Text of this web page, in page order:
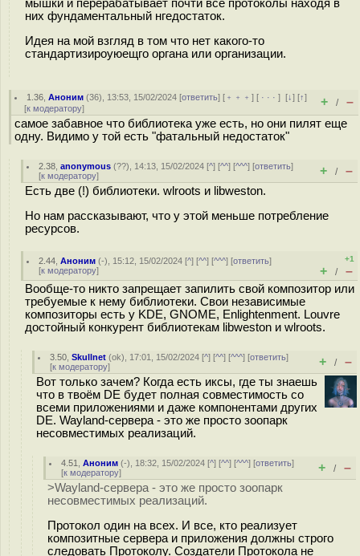
мышки и перерабатывает почти все протоколы находя в
них фундаментальный нгедостаток.
Идея на мой взгляд в том что нет какого-то
стандартизироуюещго органа или организации.
1.36 ,Аноним (36), 13:53, 15/02/2024 [ответить] [ ﹢﹢﹢] [ · · ·][↓] [↑]
[к модератору] + / –
самое забавное что библиотека уже есть, но они пилят еще
одну. Видимо у той есть "фатальный недостаток"
2.38 ,anonymous (??), 14:13, 15/02/2024 [^] [^^] [^^^] [ответить]
[к модератору] + / –
Есть две (!) библиотеки. wlroots и libweston.
Но нам рассказывают, что у этой меньше потребление
ресурсов.
2.44 ,Аноним (-), 15:12, 15/02/2024 [^] [^^] [^^^] [ответить]
[к модератору]
+1
+ / –
Вообще-то никто запрещает запилить свой композитор или
требуемые к нему библиотеки. Свои независимые
композиторы есть у KDE, GNOME, Enlightenment. Louvre
достойный конкурент библиотекам libweston и wlroots.
3.50 ,Skullnet (ok), 17:01, 15/02/2024 [^] [^^] [^^^] [ответить]
[к модератору] + / –
Вот только зачем? Когда есть иксы, где ты знаешь
что в твоём DE будет полная совместимость со
всеми приложениями и даже компонентами других
DE. Wayland-сервера - это же просто зоопарк
несовместимых реализаций.
4.51 ,Аноним (-), 18:32, 15/02/2024 [^] [^^] [^^^] [ответить]
[к модератору] + / –
>Wayland-сервера - это же просто зоопарк
несовместимых реализаций.
Протокол один на всех. И все, кто реализует
композитные сервера и приложения должны строго
следовать Протоколу. Создатели Протокола не